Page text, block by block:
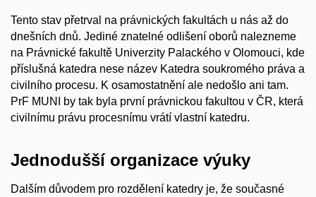
Tento stav přetrval na právnických fakultách u nás až do
dnešních dnů. Jediné znatelné odlišení oborů nalezneme
na Právnické fakultě Univerzity Palackého v Olomouci, kde
příslušná katedra nese název Katedra soukromého práva a
civilního procesu. K osamostatnění ale nedošlo ani tam.
PrF MUNI by tak byla první právnickou fakultou v ČR, která
civilnímu právu procesnímu vrátí vlastní katedru.
Jednodušší organizace výuky
Dalším důvodem pro rozdělení katedry je, že současné